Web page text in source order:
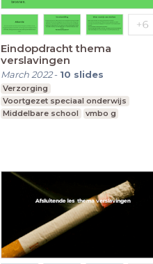
Eindopdracht thema
verslavingen
March 2022- 10 slides
Verzorging
Voortgezet speciaal onderwijs
Middelbare school
vmbo g